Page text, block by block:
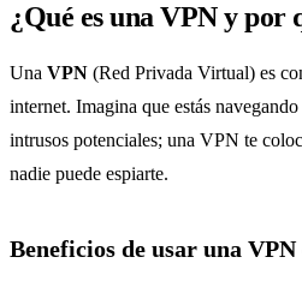
¿Qué es una VPN y por
Una VPN (Red Privada Virtual) es
internet. Imagina que estás
intrusos potenciales; una VPN te
nadie puede espiarte.
Beneficios de usar una